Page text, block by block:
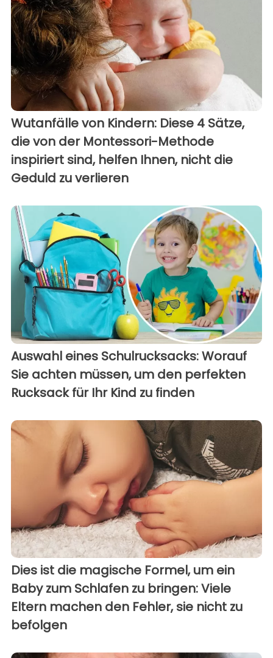
Wutanfälle von Kindern: Diese 4 Sätze,
die von der Montessori-Methode
inspiriert sind, helfen Ihnen, nicht die
Geduld zu verlieren
Auswahl eines Schulrucksacks: Worauf
Sie achten müssen, um den perfekten
Rucksack für Ihr Kind zu finden
Dies ist die magische Formel, um ein
Baby zum Schlafen zu bringen: Viele
Eltern machen den Fehler, sie nicht zu
befolgen